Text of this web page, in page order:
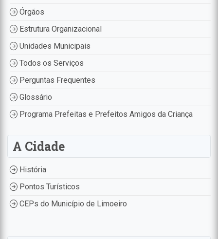
Órgãos
Estrutura Organizacional
Unidades Municipais
Todos os Serviços
Perguntas Frequentes
Glossário
Programa Prefeitas e Prefeitos Amigos da Criança
A Cidade
História
Pontos Turísticos
CEPs do Município de Limoeiro